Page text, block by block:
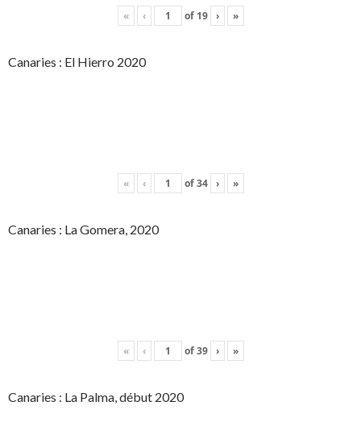
« ‹ of 19 › »
Canaries : El Hierro 2020
« ‹ of34 › »
Canaries : La Gomera, 2020
« ‹ of39 › »
Canaries : La Palma, début 2020